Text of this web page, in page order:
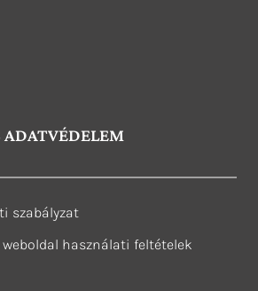
ADATVÉDELEM
szabályzat
használati feltételek